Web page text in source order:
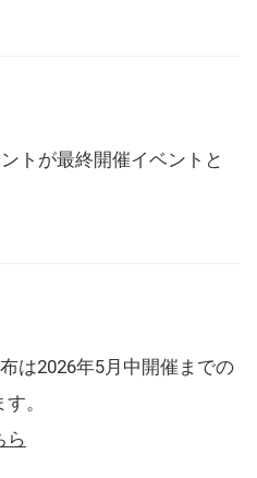
トが最終開催イベントと
は2026年5月中開催までの
。
ら